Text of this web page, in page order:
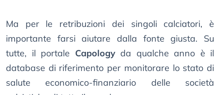
Ma per le retribuzioni dei singoli calciatori, è
importante farsi aiutare dalla fonte giusta. Su
tutte, il portale Capologyda qualche anno è il
database di riferimento per monitorare lo stato di
salute economico-finanziario delle società